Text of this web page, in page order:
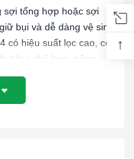
sợi tổng hợp hoặc sợi
bụi và dễ dàng vệ sinh.
có hiệu suất lọc cao, có
bụi nhỏ hơn, nâng cao
Nhôm:
↑